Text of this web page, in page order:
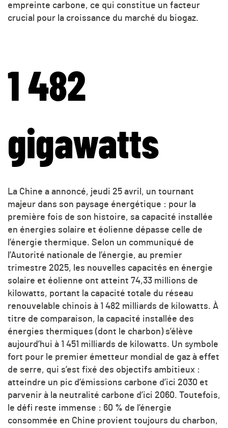
empreinte carbone, ce qui constitue un facteur
crucial pour la croissance du marché du biogaz.
1 482
gigawatts
La Chine a annoncé, jeudi 25 avril, un tournant
majeur dans son paysage énergétique : pour la
première fois de son histoire, sa capacité installée
en énergies solaire et éolienne dépasse celle de
l’énergie thermique. Selon un communiqué de
l’Autorité nationale de l’énergie, au premier
trimestre 2025, les nouvelles capacités en énergie
solaire et éolienne ont atteint 74,33 millions de
kilowatts, portant la capacité totale du réseau
renouvelable chinois à 1 482 milliards de kilowatts. À
titre de comparaison, la capacité installée des
énergies thermiques (dont le charbon) s’élève
aujourd’hui à 1 451 milliards de kilowatts. Un symbole
fort pour le premier émetteur mondial de gaz à effet
de serre, qui s’est fixé des objectifs ambitieux :
atteindre un pic d’émissions carbone d’ici 2030 et
parvenir à la neutralité carbone d’ici 2060. Toutefois,
le défi reste immense : 60 % de l’énergie
consommée en Chine provient toujours du charbon,